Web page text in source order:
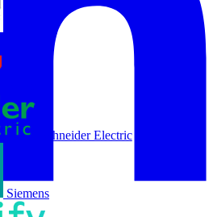
Schneider Electric
Siemens